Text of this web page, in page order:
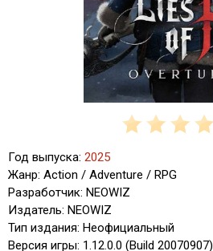
Год выпуска: 2025
Жанр: Action / Adventure / RPG
Разработчик: NEOWIZ
Издатель: NEOWIZ
Тип издания: Неофициальный
Версия игры: 1.12.0.0 (Build 20070907)